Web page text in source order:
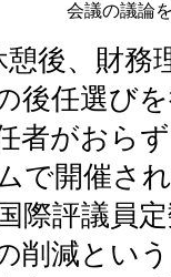
会議の議論
憩後、財務
後任選び
者がおら
で開催さ
際評議員
削減とい